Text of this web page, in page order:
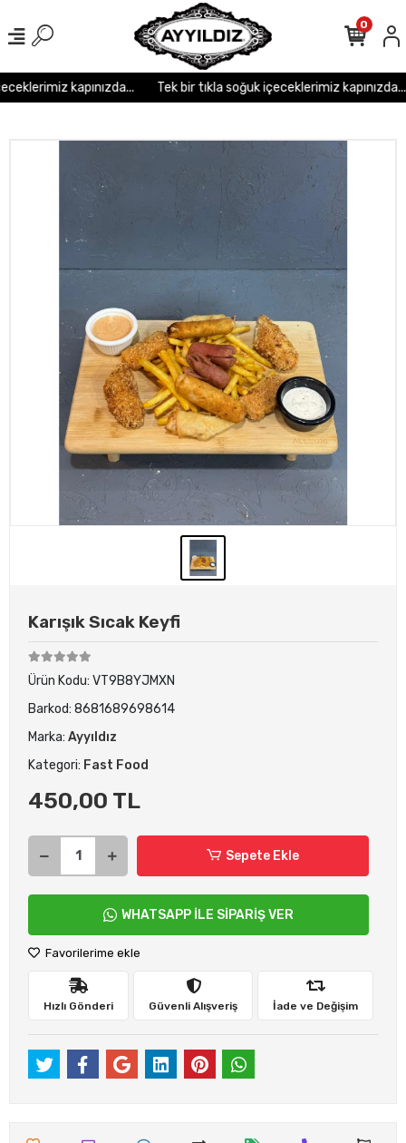
kapınızda... Tek bir tıkla soğuk içeceklerimiz kapınızda...
0
Karışık Sıcak Keyfi
Ürün Kodu: VT9B8YJMXN
Barkod: 8681689698614
Marka: Ayyıldız
Kategori: Fast Food
450,00 TL
Sepete Ekle
WHATSAPP İLE SİPARİŞ VER
Favorilerime ekle
Hızlı Gönderi Güvenli Alışveriş İade ve Değişim